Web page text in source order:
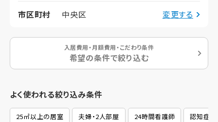
市区町村 中央区 変更する
入居費用・月額費用・こだわり条件
希望の条件で絞り込む
よく使われる絞り込み条件
25㎡以上の居室 夫婦・2人部屋 24時間看護師 認知症可